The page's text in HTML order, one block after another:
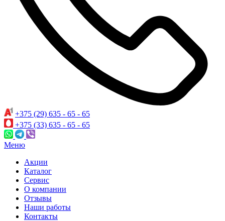
+375 (29) 635 - 65 - 65
+375 (33) 635 - 65 - 65
Меню
Акции
Каталог
Сервис
О компании
Отзывы
Наши работы
Контакты